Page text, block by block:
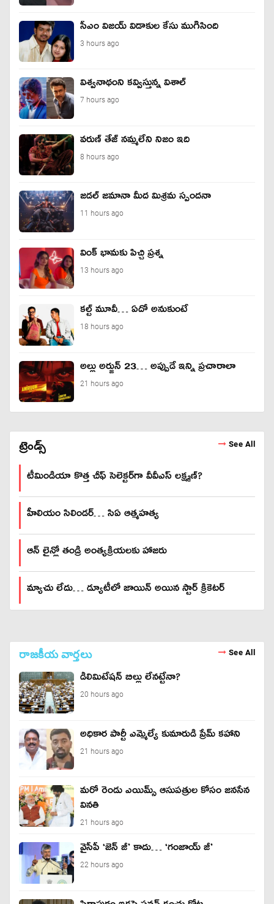
సీఎం విజయ్ విడాకుల కేసు ముగిసింది
3 hours ago
విశ్వనాథంని కవ్విస్తున్న విశాల్
7 hours ago
వరుణ్ తేజ్ నమ్మలేని నిజం ఇది
8 hours ago
జడల్ జమానా మీద మిశ్రమ స్పందనా
11 hours ago
వింక్ భామకు పిచ్చి ప్రశ్న
13 hours ago
కల్ట్ మూవీ… ఏదో అనుకుంటే
18 hours ago
అల్లు అర్జున్ 23… అప్పుడే ఇన్ని ప్రచారాలా
21 hours ago
ట్రెండ్స్ See All
టీమిండియా కొత్త చీఫ్ సెలెక్టర్‌గా వీవీఎస్ లక్ష్మణ్?
హీలియం సిలిండర్… సిఏ ఆత్మహత్య
ఆన్ లైన్లో తండ్రి అంత్యక్రియలకు హాజరు
మ్యాచు లేదు… డ్యూటీలో జాయిన్ అయిన స్టార్ క్రికెటర్
రాజకీయ వార్తలు See All
డీలిమిటేషన్ బిల్లు లేన‌ట్టేనా?
20 hours ago
అధికార పార్టీ ఎమ్మెల్యే కుమారుడి ప్రేమ్ కహాని
21 hours ago
మరో రెండు ఎయిమ్స్ ఆసుపత్రుల కోసం జనసేన
వినతి
21 hours ago
వైసీపీ ‘జెన్ జీ’ కాదు… ‘గంజాయ్ జీ’
22 hours ago